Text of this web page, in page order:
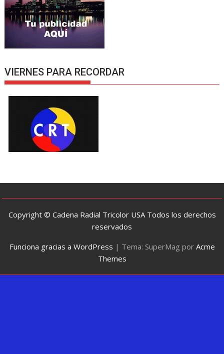
VIERNES PARA RECORDAR
Copyright © Cadena Radial Tricolor USA Todos los derechos
reservados
Funciona gracias a WordPress | Tema: SuperMag por Acme
Themes